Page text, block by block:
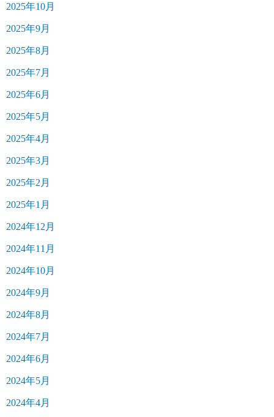
2025年10月
2025年9月
2025年8月
2025年7月
2025年6月
2025年5月
2025年4月
2025年3月
2025年2月
2025年1月
2024年12月
2024年11月
2024年10月
2024年9月
2024年8月
2024年7月
2024年6月
2024年5月
2024年4月